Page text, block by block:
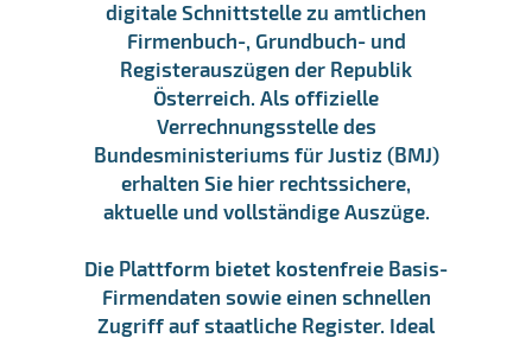
digitale Schnittstelle zu amtlichen
Firmenbuch-, Grundbuch- und
Registerauszügen der Republik
Österreich. Als offizielle
Verrechnungsstelle des
Bundesministeriums für Justiz (BMJ)
erhalten Sie hier rechtssichere,
aktuelle und vollständige Auszüge.
Die Plattform bietet kostenfreie Basis-
Firmendaten sowie einen schnellen
Zugriff auf staatliche Register. Ideal